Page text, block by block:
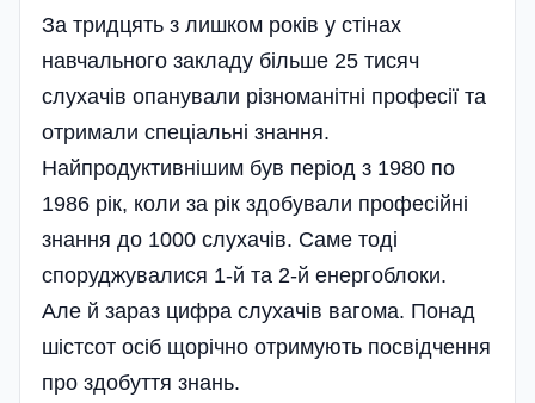
За тридцять з лишком років у стінах
навчального закладу більше 25 тисяч
слухачів опанували різноманіт­ні професії та
отримали спеціальні знання.
Найпродуктивнішим був період з 1980 по
1986 рік, коли за рік здобували професійні
знання до 1000 слухачів. Саме тоді
споруджувалися 1-й та 2-й енергоблоки.
Але й зараз цифра слухачів вагома. Понад
шіст­сот осіб щорічно отримують посвідчення
про здобуття знань.